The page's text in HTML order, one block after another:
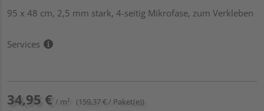
95 x 48 cm, 2,5 mm stark, 4-seitig Mikrofase, zum Verkleben
Services
34,95 € / m² (159,37 € / Paket(e))